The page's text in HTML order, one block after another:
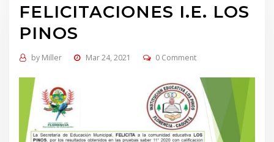
FELICITACIONES I.E. LOS
PINOS
by Miller Mar 24, 2021 0 Comment